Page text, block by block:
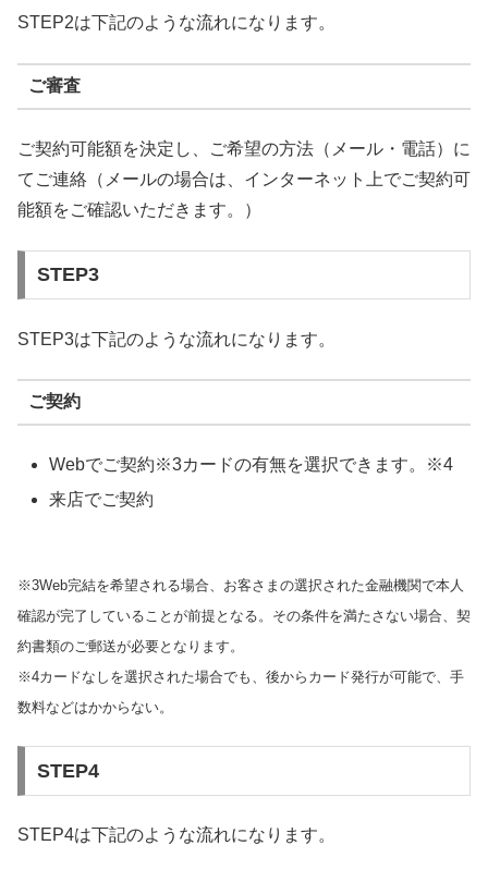
STEP2は下記のような流れになります。
ご審査
ご契約可能額を決定し、ご希望の方法（メール・電話）に
てご連絡（メールの場合は、インターネット上でご契約可
能額をご確認いただきます。）
STEP3
STEP3は下記のような流れになります。
ご契約
Webでご契約※3カードの有無を選択できます。※4
来店でご契約
※3Web完結を希望される場合、お客さまの選択された金融機関で本人
確認が完了していることが前提となる。その条件を満たさない場合、契
約書類のご郵送が必要となります。
※4カードなしを選択された場合でも、後からカード発行が可能で、手
数料などはかからない。
STEP4
STEP4は下記のような流れになります。